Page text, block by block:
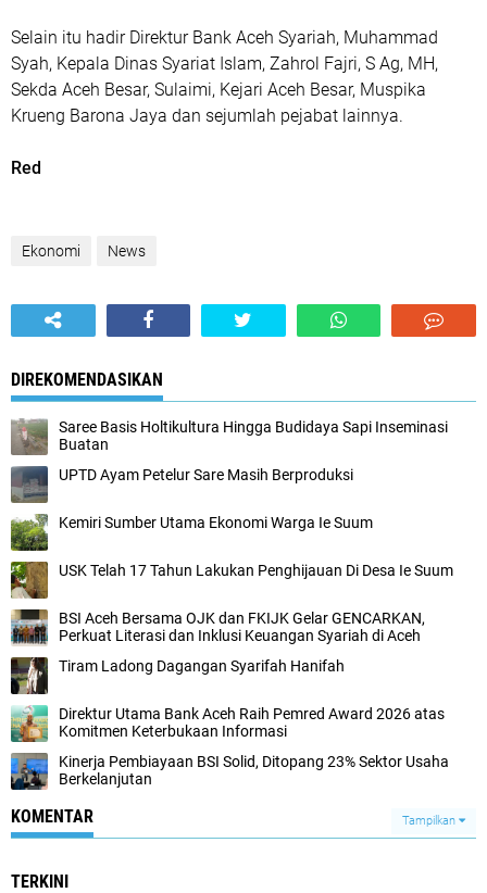
Selain itu hadir Direktur Bank Aceh Syariah, Muhammad
Syah, Kepala Dinas Syariat Islam, Zahrol Fajri, S Ag, MH,
Sekda Aceh Besar, Sulaimi, Kejari Aceh Besar, Muspika
Krueng Barona Jaya dan sejumlah pejabat lainnya.
Red
Ekonomi News
DIREKOMENDASIKAN
Saree Basis Holtikultura Hingga Budidaya Sapi Inseminasi
Buatan
UPTD Ayam Petelur Sare Masih Berproduksi
Kemiri Sumber Utama Ekonomi Warga Ie Suum
USK Telah 17 Tahun Lakukan Penghijauan Di Desa Ie Suum
BSI Aceh Bersama OJK dan FKIJK Gelar GENCARKAN,
Perkuat Literasi dan Inklusi Keuangan Syariah di Aceh
Tiram Ladong Dagangan Syarifah Hanifah
Direktur Utama Bank Aceh Raih Pemred Award 2026 atas
Komitmen Keterbukaan Informasi
Kinerja Pembiayaan BSI Solid, Ditopang 23% Sektor Usaha
Berkelanjutan
KOMENTAR Tampilkan
TERKINI